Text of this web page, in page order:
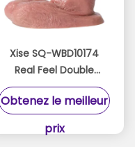
Xise SQ-WBD10174
Real Feel Double
Silicone Cock Conçu
pour le confort ultime
Obtenez le meilleur
prix